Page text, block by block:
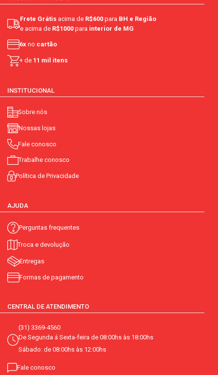
fólico, gordura vegetal, tempero sabor galinha caipira*, fécula de
mandioca, proteína de soja texturizada temperada*, sal, milho
em flocos, cloreto de potássio, cenoura em ti
Frete Grátis acima de R$600 para BH e Região
e acima de R$1000 para interior de MG
6x no cartão
+ de 11 mil itens
INSTITUCIONAL
Sobre nós
Nossas lojas
Fale conosco
Trabalhe conosco
Política de Privacidade
AJUDA
Perguntas frequentes
Troca e devolução
Entregas
Formas de pagamento
CENTRAL DE ATENDIMENTO
(31) 3369-4560
De Segunda á Sexta-feira de 08:00hs às 18:00hs
Sábado: de 08:00hs às 12:00hs
Fale conosco